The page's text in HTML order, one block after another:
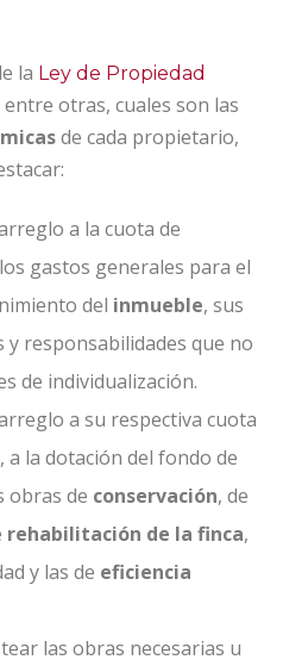
la Ley de Propiedad
otras, cuales son las
de cada propietario,
a la cuota de
gastos generales para el
del inmueble, sus
y responsabilidades que no
de individualización.
a su respectiva cuota
a la dotación del fondo de
obras de conservación, de
rehabilitación de la finca,
y las de eficiencia
las obras necesarias u